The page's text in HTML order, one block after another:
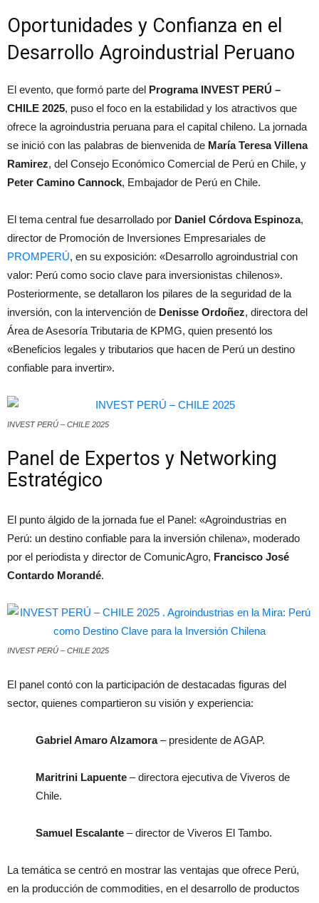
Oportunidades y Confianza en el
Desarrollo Agroindustrial Peruano
El evento, que formó parte del Programa INVEST PERÚ –
CHILE 2025, puso el foco en la estabilidad y los atractivos que
ofrece la agroindustria peruana para el capital chileno. La jornada
se inició con las palabras de bienvenida de María Teresa Villena
Ramirez, del Consejo Económico Comercial de Perú en Chile, y
Peter Camino Cannock, Embajador de Perú en Chile.
El tema central fue desarrollado por Daniel Córdova Espinoza,
director de Promoción de Inversiones Empresariales de
PROMPERÚ, en su exposición: «Desarrollo agroindustrial con
valor: Perú como socio clave para inversionistas chilenos».
Posteriormente, se detallaron los pilares de la seguridad de la
inversión, con la intervención de Denisse Ordoñez, directora del
Área de Asesoría Tributaria de KPMG, quien presentó los
«Beneficios legales y tributarios que hacen de Perú un destino
confiable para invertir».
INVEST PERÚ – CHILE 2025
Panel de Expertos y Networking
Estratégico
El punto álgido de la jornada fue el Panel: «Agroindustrias en
Perú: un destino confiable para la inversión chilena», moderado
por el periodista y director de ComunicAgro, Francisco José
Contardo Morandé.
INVEST PERÚ – CHILE 2025
El panel contó con la participación de destacadas figuras del
sector, quienes compartieron su visión y experiencia:
Gabriel Amaro Alzamora– presidente de AGAP.
Maritrini Lapuente – directora ejecutiva de Viveros de
Chile.
Samuel Escalante – director de Viveros El Tambo.
La temática se centró en mostrar las ventajas que ofrece Perú,
en la producción de commodities, en el desarrollo de productos